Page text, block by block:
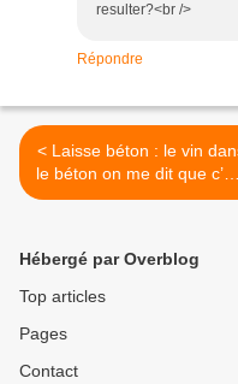
resulter?<br />
Répondre
< Laisse béton : le vin dans
le béton on me dit que c’est
bon pour le vin !
Hébergé par Overblog
Top articles
Pages
Contact